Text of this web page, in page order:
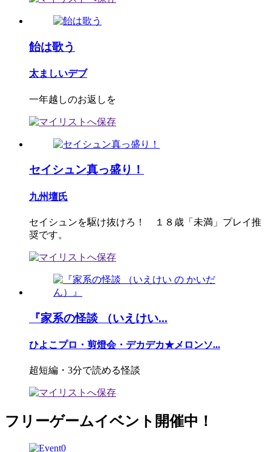
飴は歌う
太ましいデブ
一年越しのお返しを
セイシュン真っ盛り！
九州壇氏
セイシュンを駆け抜けろ！ １８歳「未満」プレイ推
奨です。
『家系の怪談 （いえけい...
ひよこプロ・剪燈会・デカデカ★メロンソ...
超短編・3分で読める怪談
フリーゲームイベント開催中！